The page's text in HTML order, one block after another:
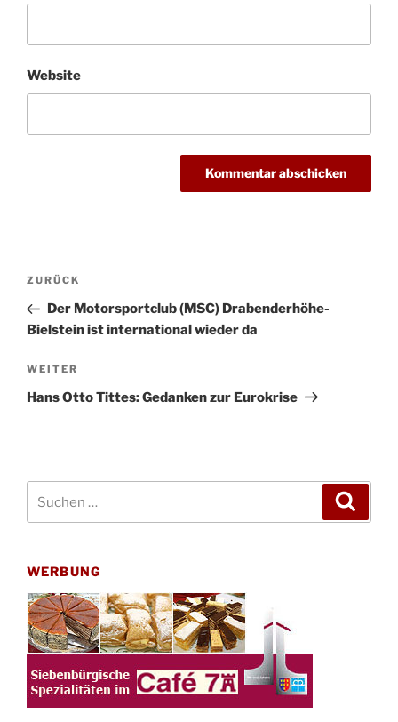
Website
Beitragsnavigation
Vorheriger
Beitrag
ZURÜCK
Der Motorsportclub (MSC) Drabenderhöhe-
Bielstein ist international wieder da
Nächster
Beitrag
WEITER
Hans Otto Tittes: Gedanken zur Eurokrise
nach:
WERBUNG